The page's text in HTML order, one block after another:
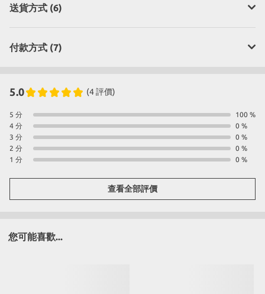
送貨方式 (6)
付款方式 (7)
5.0 (4 評價)
5 分
100 %
4 分
0 %
3 分
0 %
2 分
0 %
1 分
0 %
查看全部評價
您可能喜歡...